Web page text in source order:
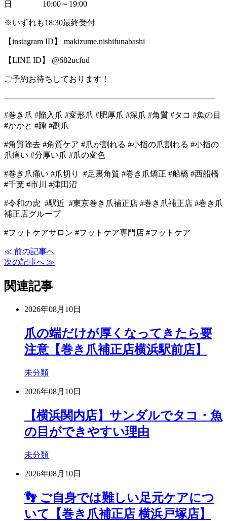
日 10:00～19:00
※いずれも18:30最終受付
【instagram ID】 makizume.nishifunabashi
【LINE ID】 @682ucfud
ご予約お待ちしております！
――――――――――――――――――――――――――
#巻き爪 #陥入爪 #変形爪 #肥厚爪 #深爪 #角質 #タコ #魚の目
#かかと #踵 #副爪
#角質除去 #角質ケア #爪が割れる #小指の爪割れる #小指の
爪痛い #分厚い爪 #爪の変色
#巻き爪痛い #爪切り #足裏角質 #巻き爪矯正 #船橋 #西船橋
#千葉 #市川 #津田沼
#令和の虎 #駅近 #東京巻き爪補正店 #巻き爪補正店 #巻き爪
補正店グループ
#フットケアサロン #フットケア専門店 #フットケア
≪ 前の記事へ
次の記事へ ≫
関連記事
2026年08月10日
爪の端だけが厚くなってきたら要
注意【巻き爪補正店横浜駅前店】
未分類
2026年08月10日
【横浜関内店】サンダルでタコ・魚
の目ができやすい理由
未分類
2026年08月10日
👣 ご自身では難しい足元ケアにつ
いて【巻き爪補正店 横浜戸塚店】